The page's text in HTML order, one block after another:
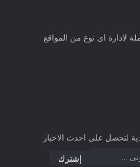
لادارة اى نوع من المواقع
لتحصل على احدث الاخبار